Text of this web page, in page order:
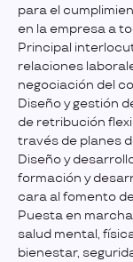
para el
en la empresa a
Principal
relaciones
negociación del
Diseño y gestión
de retribución
través de planes
Diseño y
formación y
cara al fomento
Puesta en
salud mental,
bienestar,